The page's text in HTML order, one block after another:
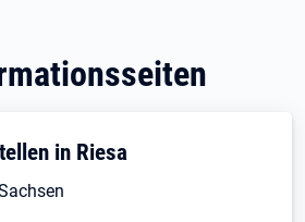
in Riesa